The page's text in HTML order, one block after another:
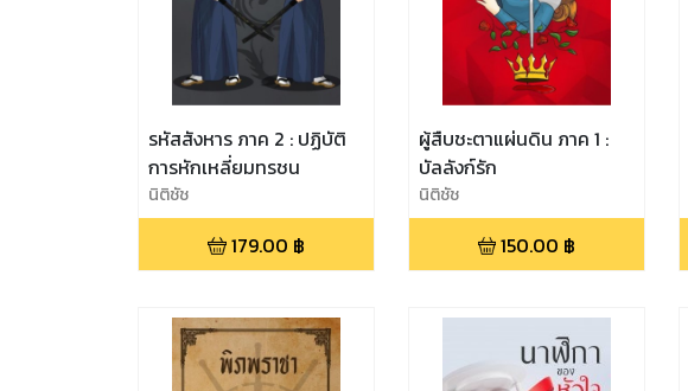
รหัสสังหาร ภาค 2 : ปฏิบัติ
การหักเหลี่ยมทรชน
นิติชัช
179.00 ฿
ผู้สืบชะตาแผ่นดิน ภาค 1 :
บัลลังก์รัก
นิติชัช
150.00 ฿